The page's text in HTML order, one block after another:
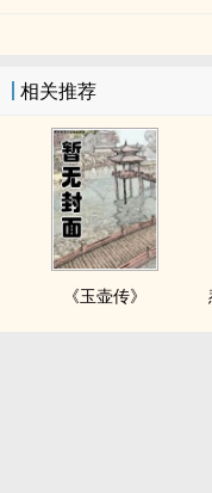
相关推荐
《玉壶传》